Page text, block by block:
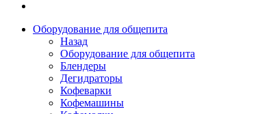
Оборудование для общепита
Назад
Оборудование для общепита
Блендеры
Дегидраторы
Кофеварки
Кофемашины